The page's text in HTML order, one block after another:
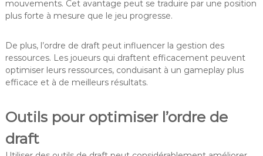
mouvements. Cet avantage peut se traduire par une position
plus forte à mesure que le jeu progresse.
De plus, l’ordre de draft peut influencer la gestion des
ressources. Les joueurs qui draftent efficacement peuvent
optimiser leurs ressources, conduisant à un gameplay plus
efficace et à de meilleurs résultats.
Outils pour optimiser l’ordre de
draft